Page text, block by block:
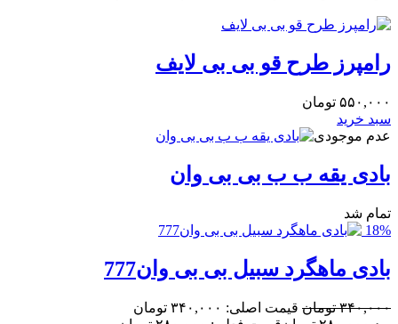
رامپرز طرح قو بی بی لایف
۵۵۰,۰۰۰ تومان
سبد خرید
عدم موجودی
بادی یقه ب ب بی بی وان
تمام شد
18%
بادی ماهگرد سبیل بی بی وان777
۳۴۰,۰۰۰ تومان
قیمت اصلی: ۳۴۰,۰۰۰ تومان